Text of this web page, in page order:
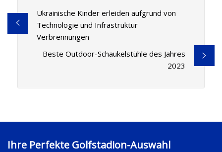
Ukrainische Kinder erleiden aufgrund von
Technologie und Infrastruktur
Verbrennungen
Beste Outdoor-Schaukelstühle des Jahres
2023
Ihre Perfekte Golfstadion-Auswahl